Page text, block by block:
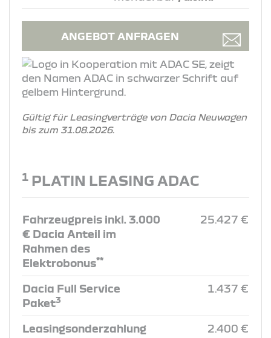
ANGEBOT ANFRAGEN
Gültig für Leasingverträge von Dacia Neuwagen
bis zum 31.08.2026.
1 PLATIN LEASING ADAC
Fahrzeugpreis inkl. 3.000
€ Dacia Anteil im
Rahmen des
Elektrobonus**
25.427 €
Dacia Full Service
Paket3
1.437 €
Leasingsonderzahlung 2.400 €